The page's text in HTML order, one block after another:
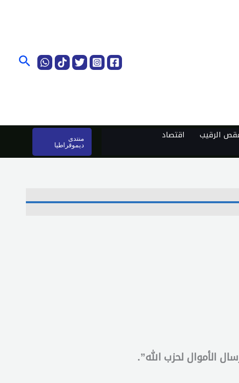
الرقيب
اقتصاد
منتدى
ديموقراطيا
الأموال لحزب الله”.